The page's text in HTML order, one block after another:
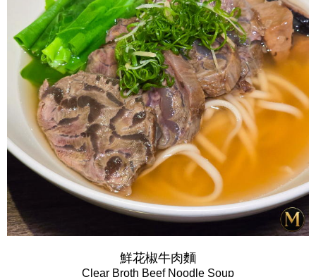
鮮花椒牛肉麵
Clear Broth Beef Noodle Soup